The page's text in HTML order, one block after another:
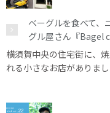
ベーグルを食べて、
グル屋さん『Bagel
横須賀中央の住宅街に、
れる小さなお店がありま